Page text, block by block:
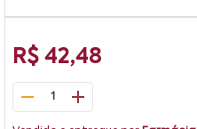
R$ 42,48
1